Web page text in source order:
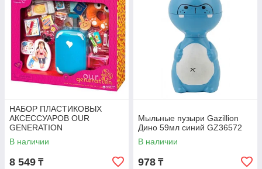
НАБОР ПЛАСТИКОВЫХ
АКСЕССУАРОВ OUR
GENERATION
УВЛЕКАТЕЛЬНОЕ
ПУТЕШЕСТВИЕ 31
АКСЕССУАР BD37157Z
В наличии
8 549 ₸
Мыльные пузыри Gazillion
Дино 59мл синий GZ36572
В наличии
978 ₸